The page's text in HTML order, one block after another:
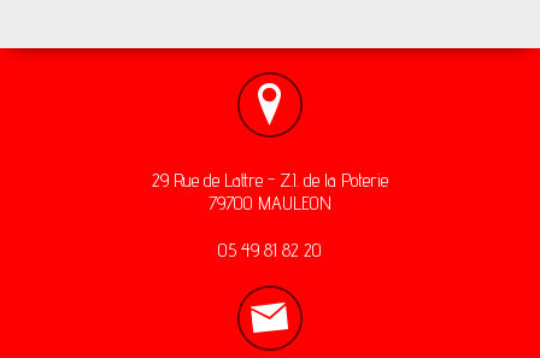
05 49 81 82 20
29 Rue de Lattre - Z.I. de la Poterie
79700 MAULEON